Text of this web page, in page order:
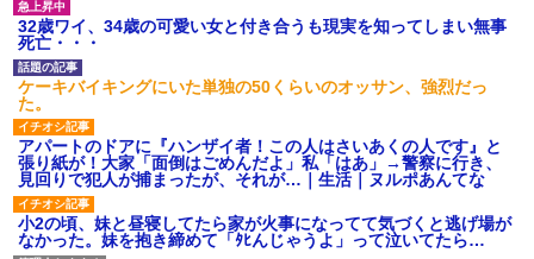
いよ！」と怒鳴りだし...
【衝撃】報酬100万円超の治験
募集がこちらｗｗｗｗｗ(※画像
あり)
【ネット騒然】惨殺されたタ
ワマン頂き女子のこの動画、す
げえええええｗｗｗｗｗｗｗｗ
ｗｗｗ
【愕然】白のクラウン俺氏、
高速道路左車線を制限速度で走
った結果wwwwwwwwwwww
百年の恋12-899 食べた量を
張り合ってくる
32歳ワイ、34歳の可愛い女と付き合うも現実を知ってしまい無事
死亡・・・
ケーキバイキングにいた単独の50くらいのオッサン、強烈だっ
た。
アパートのドアに『ハンザイ者！この人はさいあくの人です』と
張り紙が！大家「面倒はごめんだよ」私「はあ」→警察に行き、
見回りで犯人が捕まったが、それが…｜生活｜ヌルポあんてな
小2の頃、妹と昼寝してたら家が火事になってて気づくと逃げ場が
なかった。妹を抱き締めて「ﾀﾋんじゃうよ」って泣いてたら…